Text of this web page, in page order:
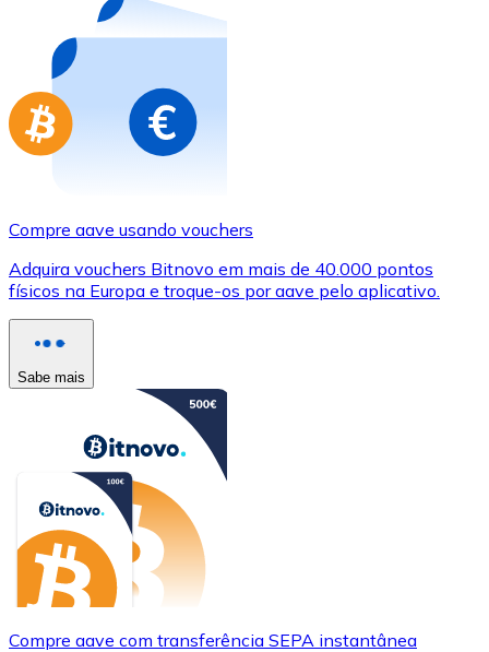
Compre cartões-presente das suas marcas favoritas
Ir para a loja de cartões-presente
Compre aave usando vouchers
Adquira vouchers Bitnovo em mais de 40.000 pontos
físicos na Europa e troque-os por aave pelo aplicativo.
Sabe mais
Compre aave com transferência SEPA instantânea